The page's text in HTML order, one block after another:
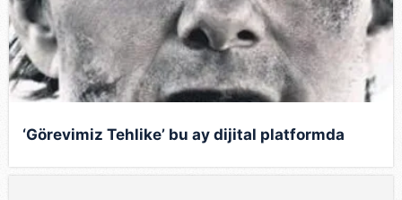
‘Görevimiz Tehlike’ bu ay dijital platformda